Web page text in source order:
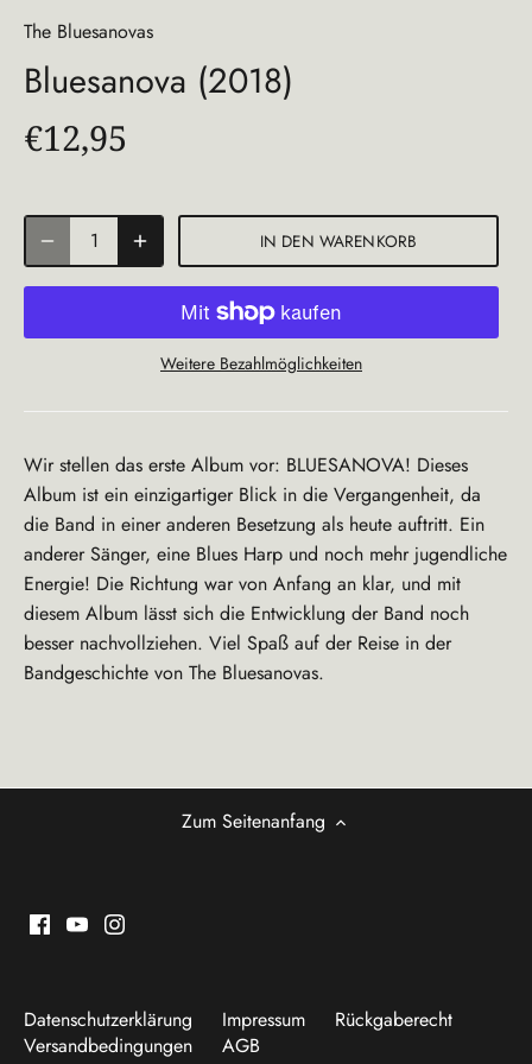
The Bluesanovas
Bluesanova (2018)
€12,95
IN DEN WARENKORB
Weitere Bezahlmöglichkeiten
Wir stellen das erste Album vor: BLUESANOVA! Dieses
Album ist ein einzigartiger Blick in die Vergangenheit, da
die Band in einer anderen Besetzung als heute auftritt. Ein
anderer Sänger, eine Blues Harp und noch mehr jugendliche
Energie! Die Richtung war von Anfang an klar, und mit
diesem Album lässt sich die Entwicklung der Band noch
besser nachvollziehen. Viel Spaß auf der Reise in der
Bandgeschichte von The Bluesanovas.
Zum Seitenanfang
Datenschutzerklärung Impressum
Rückgaberecht
Versandbedingungen
AGB